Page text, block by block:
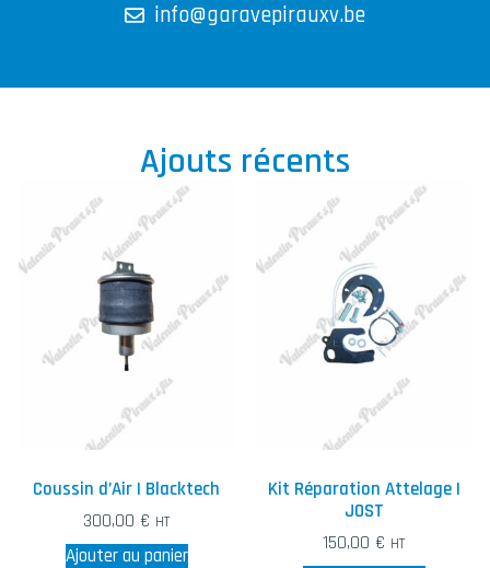
info@garavepirauxv.be
Ajouts récents
Coussin d’Air | Blacktech
300,00 € HT
Ajouter au panier
Kit Réparation Attelage |
JOST
150,00 € HT